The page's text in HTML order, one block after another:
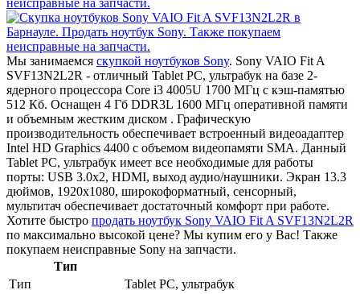
Мы занимаемся скупкой ноутбуков Sony. Sony VAIO Fit A
SVF13N2L2R - отличный Tablet PC, ультрабук на базе 2-
ядерного процессора Core i3 4005U 1700 МГц с кэш-памятью
512 Кб. Оснащен 4 Гб DDR3L 1600 МГц оперативной памяти
и объемным жестким диском . Графическую
производительность обеспечивает встроенный видеоадаптер
Intel HD Graphics 4400 с объемом видеопамяти SMA. Данный
Tablet PC, ультрабук имеет все необходимые для работы
порты: USB 3.0x2, HDMI, выход аудио/наушники. Экран 13.3
дюймов, 1920x1080, широкоформатный, сенсорный,
мультитач обеспечивает достаточный комфорт при работе.
Хотите быстро продать ноутбук Sony VAIO Fit A SVF13N2L2R
по максимально высокой цене? Мы купим его у Вас! Также
покупаем неисправные Sony на запчасти.
Тип
Тип
Tablet PC, ультрабук